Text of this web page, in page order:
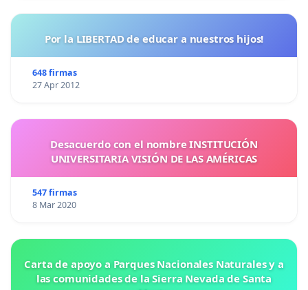
Por la LIBERTAD de educar a nuestros hijos!
648 firmas
27 Apr 2012
Desacuerdo con el nombre INSTITUCIÓN
UNIVERSITARIA VISIÓN DE LAS AMÉRICAS
547 firmas
8 Mar 2020
Carta de apoyo a Parques Nacionales Naturales y a
las comunidades de la Sierra Nevada de Santa